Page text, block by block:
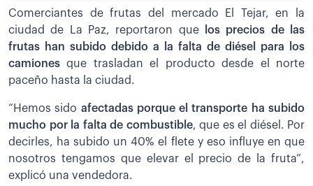
Comerciantes de frutas del mercado El Tejar, en la
ciudad de La Paz, reportaron quelos precios de las
frutas han subido debido a la falta de diésel para los
camionesque trasladan el producto desde el norte
paceño hasta la ciudad.
“Hemos sido afectadas porque el transporte ha subido
mucho por la falta de combustible, que es el diésel. Por
decirles, ha subido un 40% el flete y eso influye en que
nosotros tengamos que elevar el precio de la fruta”,
explicó una vendedora.